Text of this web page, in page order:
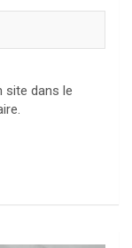
site dans le